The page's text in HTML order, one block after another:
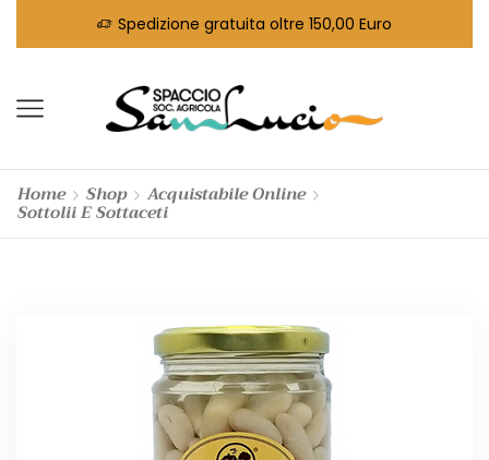
Spedizione gratuita oltre 150,00 Euro
Home Shop Acquistabile Online
Sottolii E Sottaceti